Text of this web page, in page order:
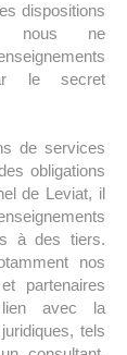
dispositions
nous ne
le secret
de services
obligations
de Leviat, il
à des tiers.
nos
partenaires
avec la
tels